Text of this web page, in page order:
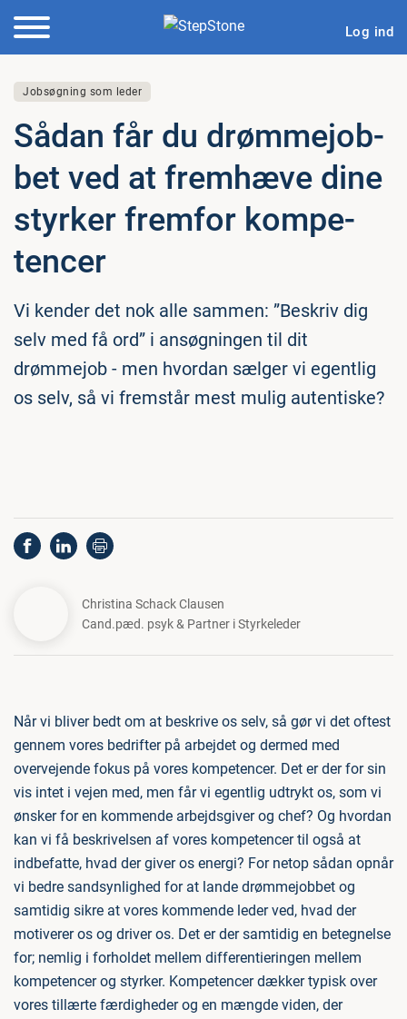
Log ind
Jobsøgning som leder
Sådan får du drømm­ejob­
bet ved at fremhæve dine
styrker fremfor kom­pe­
ten­cer
Vi kender det nok alle sammen: ”Beskriv dig
selv med få ord” i ansøgningen til dit
drømmejob - men hvordan sælger vi egentlig
os selv, så vi fremstår mest mulig autentiske?
Christina Schack Clausen
Cand.pæd. psyk & Partner i Styrkeleder
Når vi bliver bedt om at beskrive os selv, så gør vi det oftest
gennem vores bedrifter på arbejdet og dermed med
overvejende fokus på vores kompetencer. Det er der for sin
vis intet i vejen med, men får vi egentlig udtrykt os, som vi
ønsker for en kommende arbejdsgiver og chef? Og hvordan
kan vi få beskrivelsen af vores kompetencer til også at
indbefatte, hvad der giver os energi? For netop sådan opnår
vi bedre sandsynlighed for at lande drømmejobbet og
samtidig sikre at vores kommende leder ved, hvad der
motiverer os og driver os. Det er der samtidig en betegnelse
for; nemlig i forholdet mellem differentieringen mellem
kompetencer og styrker. Kompetencer dækker typisk over
vores tillærte færdigheder og en mængde viden, der